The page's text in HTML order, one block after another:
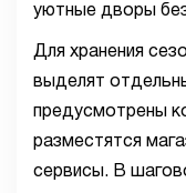
уютные дворы
Для хранения
выделят
предусмотрены
разместятся
сервисы. В